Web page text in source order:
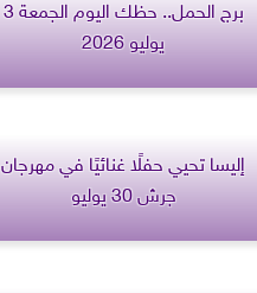
برج الحمل.. حظك اليوم الجمعة 3
يوليو 2026
إليسا تحيي حفلًا غنائيًا في مهرجان
جرش 30 يوليو